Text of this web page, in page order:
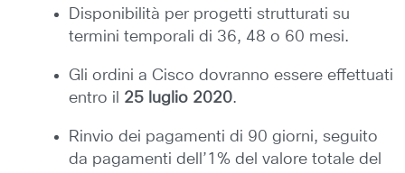
Disponibilità per progetti strutturati su
termini temporali di 36, 48 o 60 mesi.
Gli ordini a Cisco dovranno essere effettuati
entro il 25 luglio 2020.
Rinvio dei pagamenti di 90 giorni, seguito
da pagamenti dell’1% del valore totale del